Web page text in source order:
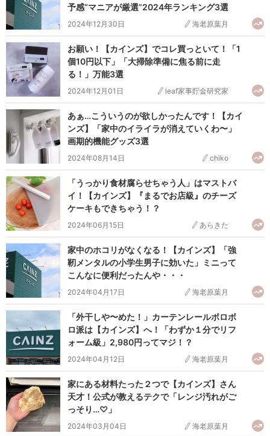
予感“マニアが厳選”2024年ランキング3選
2024年12月30日 海老原葉月
お願い！【カインズ】でコレ買っといて！「1
個10円以下」「大掃除準備に焦る前に走
る！」万能3選
2024年12月01日 leaf家事貯金研究家
あぁ…こういうのが欲しかったんです！【カイ
ンズ】「家中のイライラが消えていくわ〜」
画期的機能グッズ3選
2024年08月14日 chiko
「うっかり食材腐らせちゃう人」はマストバ
イ！【カインズ】『まるでお店級』のチーズ
ケーキもできちゃう！？
2024年06月15日 あらきた
家中のホコリがなくなる！【カインズ】「強
靭メンタルの小学生男子に効いた」ミニって
こんなに便利だったんや・・・
2024年04月17日 海老原葉月
「外干しや〜めた！」カーテンレールボロボ
ロ派は【カインズ】へ！「わずか１分でリフ
ォーム級」2,980円ってマジ！？
2024年04月12日 海老原葉月
家にある材料たった２つで【カインズ】さん
天才！公式が教えるテクで「レンジ汚れがご
っそり…♡」
2024年03月04日 海老原葉月